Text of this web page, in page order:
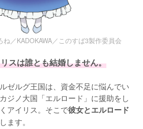
／KADOKAWA／このすば3製作委員会
スは誰とも結婚しません。
ゼルグ王国は、資金不足に悩んでい
ジノ大国「エルロード」に援助をし
アイリス。そこで彼女とエルロード
します。